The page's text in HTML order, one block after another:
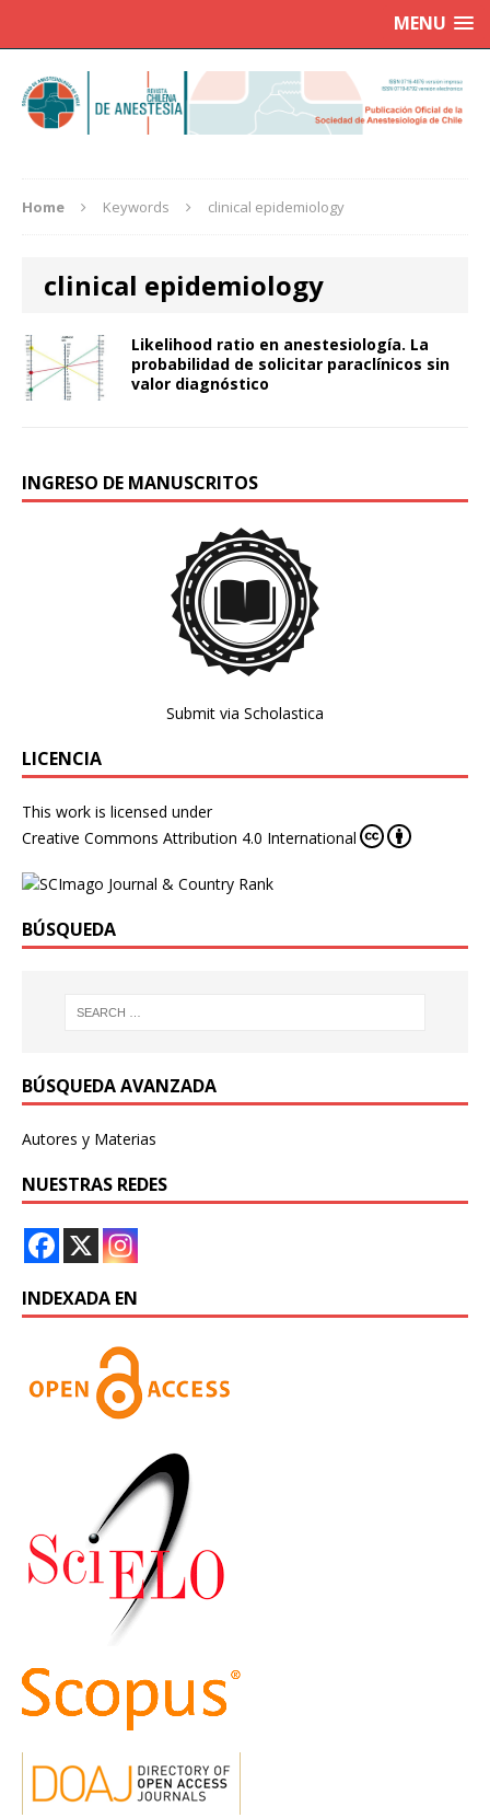
MENU
Home Keywords clinical epidemiology
clinical epidemiology
Likelihood ratio en anestesiología. La
probabilidad de solicitar paraclínicos sin
valor diagnóstico
INGRESO DE MANUSCRITOS
Submit via Scholastica
LICENCIA
This work is licensed under
Creative Commons Attribution 4.0 International
BÚSQUEDA
BÚSQUEDA AVANZADA
Autores y Materias
NUESTRAS REDES
INDEXADA EN